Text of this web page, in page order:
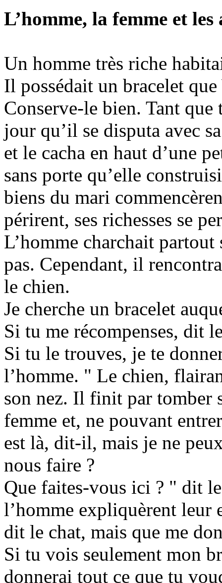
L’homme, la femme et
Un homme très riche
Il possédait un bracelet
Conserve-le bien. Tant que
jour qu’il se disputa avec
et le cacha en haut d’une
sans porte qu’elle
biens du mari
périrent, ses richesses se
L’homme charchait
pas. Cependant, il
le chien.
Je cherche un bracelet
Si tu me récompenses, dit
Si tu le trouves, je te
l’homme. " Le chien,
son nez. Il finit par tomber
femme et, ne pouvant
est là, dit-il, mais je ne
nous faire ?
Que faites-vous ici ? " dit
l’homme expliquèrent leur
dit le chat, mais que me
Si tu vois seulement mon
donnerai tout ce que tu